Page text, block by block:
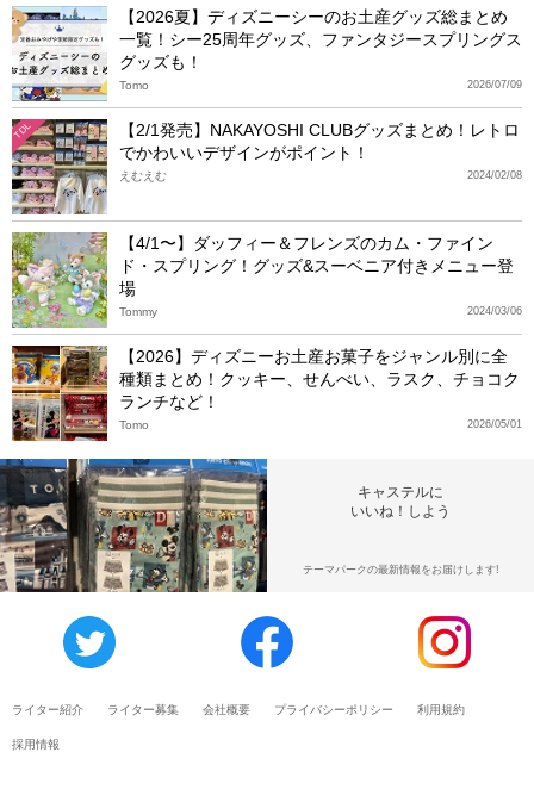
【2026夏】ディズニーシーのお土産グッズ総まとめ
一覧！シー25周年グッズ、ファンタジースプリングス
グッズも！
2026/07/09
Tomo
TDL
【2/1発売】NAKAYOSHI CLUBグッズまとめ！レトロ
でかわいいデザインがポイント！
2024/02/08
えむえむ
【4/1〜】ダッフィー＆フレンズのカム・ファイン
ド・スプリング！グッズ&スーベニア付きメニュー登
場
2024/03/06
Tommy
【2026】ディズニーお土産お菓子をジャンル別に全
種類まとめ！クッキー、せんべい、ラスク、チョコク
ランチなど！
2026/05/01
Tomo
キャステルに
いいね！しよう
テーマパークの最新情報をお届けします!
ライター紹介 ライター募集 会社概要 プライバシーポリシー 利用規約
採用情報